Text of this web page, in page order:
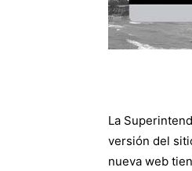
La
versión del
nueva web